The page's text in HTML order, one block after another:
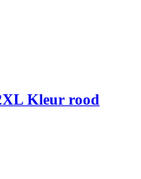
Kleur rood